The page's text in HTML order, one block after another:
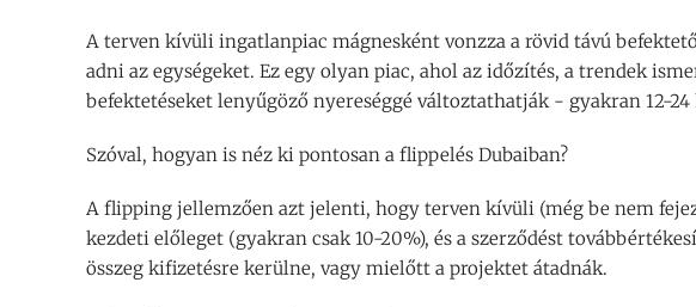
A terven kívüli ingatlanpiac mágnesként vonzza a rövid távú
adni az egységeket. Ez egy olyan piac, ahol az időzítés, a trendek
befektetéseket lenyűgöző nyereséggé változtathatják - gyakran 12-
Szóval, hogyan is néz ki pontosan a flippelés Dubaiban?
A flipping jellemzően azt jelenti, hogy terven kívüli (még be nem
kezdeti előleget (gyakran csak 10-20%), és a szerződést
összeg kifizetésre kerülne, vagy mielőtt a projektet átadnák.